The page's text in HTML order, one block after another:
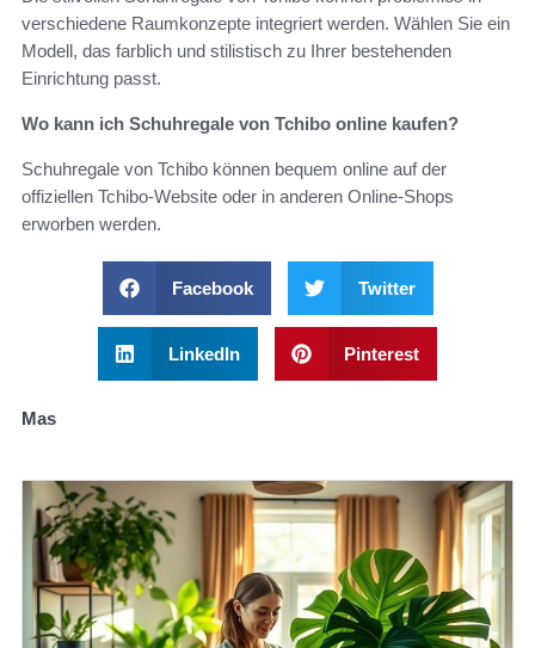
verschiedene Raumkonzepte integriert werden. Wählen Sie ein
Modell, das farblich und stilistisch zu Ihrer bestehenden
Einrichtung passt.
Wo kann ich Schuhregale von Tchibo online kaufen?
Schuhregale von Tchibo können bequem online auf der
offiziellen Tchibo-Website oder in anderen Online-Shops
erworben werden.
Facebook Twitter
LinkedIn Pinterest
Mas